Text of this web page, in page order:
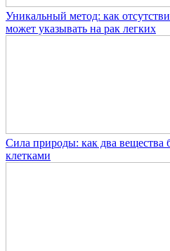
Уникальный метод: как
может указывать на рак легких
Сила природы: как два вещества
клетками